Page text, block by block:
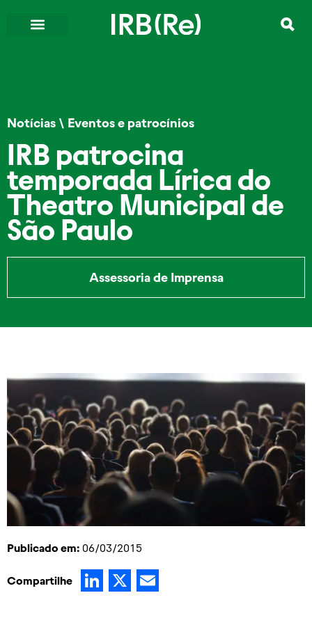
Notícias \ Eventos e patrocínios
IRB patrocina
temporada Lírica do
Theatro Municipal de
São Paulo
Assessoria de Imprensa
Publicado em: 06/03/2015
Compartilhe LinkedIn
X